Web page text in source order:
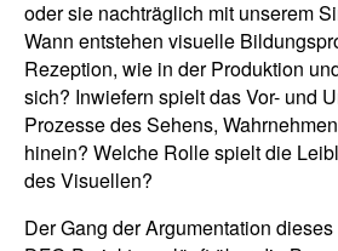
oder sie nachträglich mit unserem
Wann entstehen visuelle
Rezeption, wie in der Produktion
sich? Inwiefern spielt das Vor- und
Prozesse des Sehens,
hinein? Welche Rolle spielt die
des Visuellen?
Der Gang der Argumentation